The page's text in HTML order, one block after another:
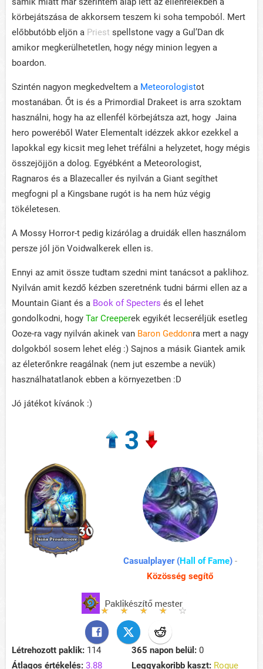
körbejátszása de akkorsem teszem ki soha tempoból. Mert
előbbutóbb eljön a Priest spellstone vagy a Gul’Dan dk
amikor megkerülhetetlen, hogy négy minion legyen a
boardon.
Szintén nagyon megkedveltem a Meteorologistot
mostanában. Őt is és a Primordial Drakeet is arra szoktam
használni, hogy ha az ellenfél körbejátsza azt, hogy Jaina
hero poweréből Water Elementalt idézzek akkor ezekkel a
lapokkal egy kicsit meg lehet tréfálni a helyzetet, hogy mégis
összejöjjön a dolog. Egyébként a Meteorologist,
Ragnaros és a Blazecaller és nyilván a Giant segíthet
megfogni pl a Kingsbane rugót is ha nem húz végig
tökéletesen.
A Mossy Horror-t pedig kizárólag a druidák ellen használom
persze jól jön Voidwalkerek ellen is.
Ennyi az amit össze tudtam szedni mint tanácsot a paklihoz.
Nyilván amit kezdő kézben szeretnénk tudni bármi ellen az a
Mountain Giant és a Book of Specters és el lehet
gondolkodni, hogy Tar Creeperek egyikét lecseréljük esetleg
Ooze-ra vagy nyilván akinek van Baron Geddonra mert a nagy
dolgokból sosem lehet elég :) Sajnos a másik Giantek amik
az életerőnkre reagálnak (nem jut eszembe a nevük)
használhatatlanok ebben a környezetben :D
Jó játékot kívánok :)
3
Casualplayer (Hall of Fame)-
Közösség segítő
Létrehozott paklik: 114 365 napon belül: 0
Átlagos értékelés: 3.88 Leggyakoribb kaszt: Rogue